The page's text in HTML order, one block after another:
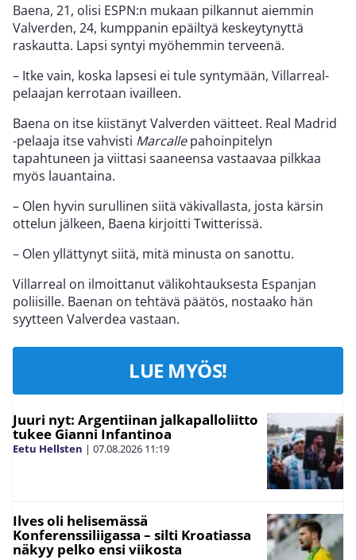
Baena, 21, olisi ESPN:n mukaan pilkannut aiemmin
Valverden, 24, kumppanin epäiltyä keskeytynyttä
raskautta. Lapsi syntyi myöhemmin terveenä.
– Itke vain, koska lapsesi ei tule syntymään, Villarreal-
pelaajan kerrotaan ivailleen.
Baena on itse kiistänyt Valverden väitteet. Real Madrid
-pelaaja itse vahvisti Marcallepahoinpitelyn
tapahtuneen ja viittasi saaneensa vastaavaa pilkkaa
myös lauantaina.
– Olen hyvin surullinen siitä väkivallasta, josta kärsin
ottelun jälkeen, Baena kirjoitti Twitterissä.
– Olen yllättynyt siitä, mitä minusta on sanottu.
Villarreal on ilmoittanut välikohtauksesta Espanjan
poliisille. Baenan on tehtävä päätös, nostaako hän
syytteen Valverdea vastaan.
LUE MYÖS!
Juuri nyt: Argentiinan jalkapalloliitto
tukee Gianni Infantinoa
Eetu Hellsten | 07.08.2026 11:19
Ilves oli helisemässä
Konferenssiliigassa – silti Kroatiassa
näkyy pelko ensi viikosta